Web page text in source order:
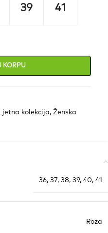
39 41
KORPU
Ljetna kolekcija, Ženska
36, 37, 38, 39, 40, 41
Roza